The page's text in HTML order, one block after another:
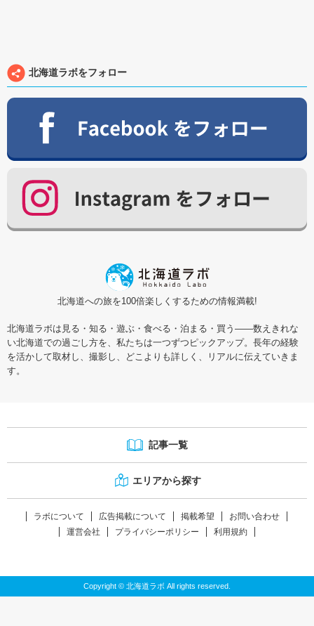
北海道ラボをフォロー
北海道への旅を100倍楽しくするための情報満載!
北海道ラボは見る・知る・遊ぶ・食べる・泊まる・買う――数えきれな
い北海道での過ごし方を、私たちは一つずつピックアップ。長年の経験
を活かして取材し、撮影し、どこよりも詳しく、リアルに伝えていきま
す。
記事一覧
エリアから探す
ラボについて 広告掲載について 掲載希望
お問い合わせ
運営会社
プライバシーポリシー 利用規約
Copyright © 北海道ラボ All rights reserved.